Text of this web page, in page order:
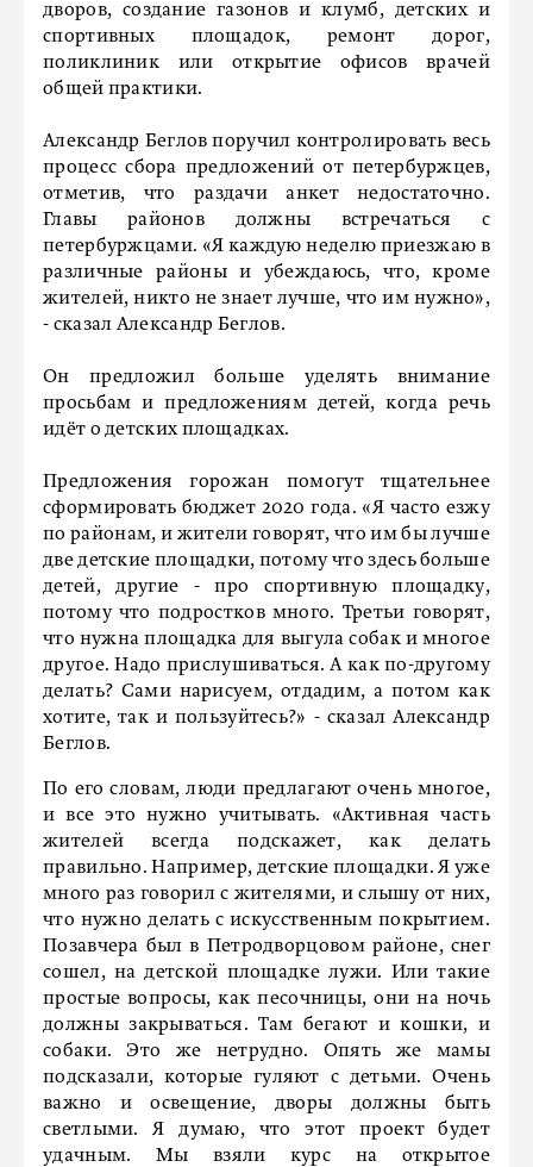
дворов, создание газонов и клумб, детских и
спортивных площадок, ремонт дорог,
поликлиник или открытие офисов врачей
общей практики.
Александр Беглов поручил контролировать весь
процесс сбора предложений от петербуржцев,
отметив, что раздачи анкет недостаточно.
Главы районов должны встречаться с
петербуржцами. «Я каждую неделю приезжаю в
различные районы и убеждаюсь, что, кроме
жителей, никто не знает лучше, что им нужно»,
- сказал Александр Беглов.
Он предложил больше уделять внимание
просьбам и предложениям детей, когда речь
идёт о детских площадках.
Предложения горожан помогут тщательнее
сформировать бюджет 2020 года. «Я часто езжу
по районам, и жители говорят, что им бы лучше
две детские площадки, потому что здесь больше
детей, другие - про спортивную площадку,
потому что подростков много. Третьи говорят,
что нужна площадка для выгула собак и многое
другое. Надо прислушиваться. А как по-другому
делать? Сами нарисуем, отдадим, а потом как
хотите, так и пользуйтесь?» - сказал Александр
Беглов.
По его словам, люди предлагают очень многое,
и все это нужно учитывать. «Активная часть
жителей всегда подскажет, как делать
правильно. Например, детские площадки. Я уже
много раз говорил с жителями, и слышу от них,
что нужно делать с искусственным покрытием.
Позавчера был в Петродворцовом районе, снег
сошел, на детской площадке лужи. Или такие
простые вопросы, как песочницы, они на ночь
должны закрываться. Там бегают и кошки, и
собаки. Это же нетрудно. Опять же мамы
подсказали, которые гуляют с детьми. Очень
важно и освещение, дворы должны быть
светлыми. Я думаю, что этот проект будет
удачным. Мы взяли курс на открытое